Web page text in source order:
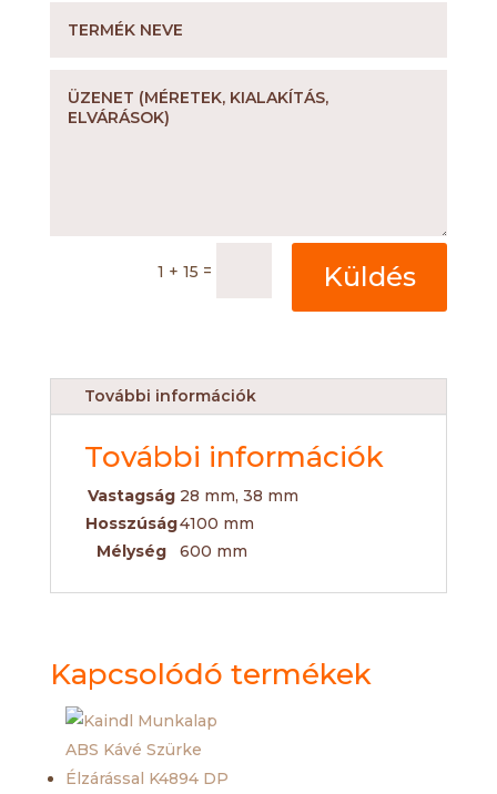
1 + 15 = Küldés
További információk
További információk
Vastagság 28 mm, 38 mm
Hosszúság4100 mm
Mélység
600 mm
Kapcsolódó termékek